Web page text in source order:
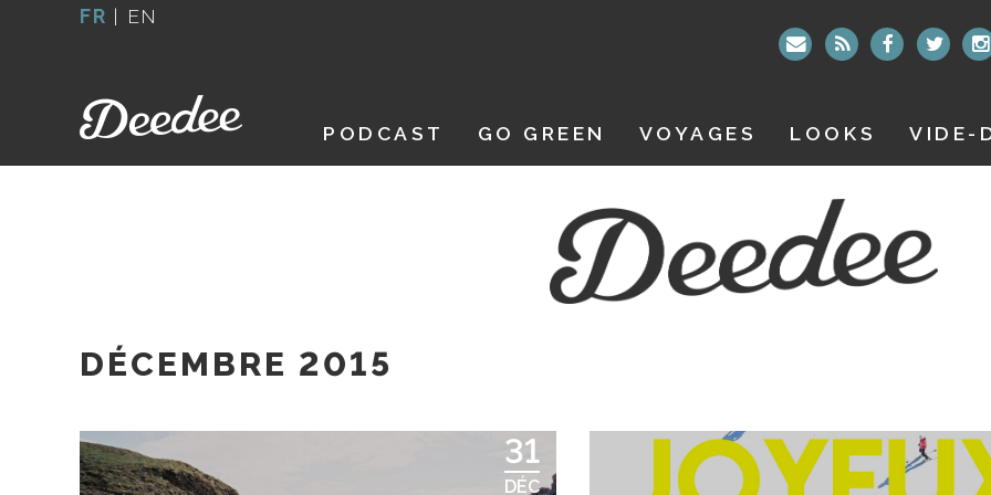
FR | EN
PODCAST GO GREEN VOYAGES LOOKS VIDE-
DÉCEMBRE 2015
31
DÉC